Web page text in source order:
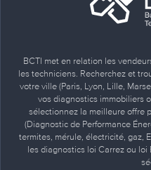
BCTI met en relation les
les techniciens. Recherchez et
votre ville (Paris, Lyon, Lille,
vos diagnostics immobiliers
sélectionnez la meilleure offre
(Diagnostic de Performance
termites, mérule, électricité, gaz,
les diagnostics loi Carrez ou